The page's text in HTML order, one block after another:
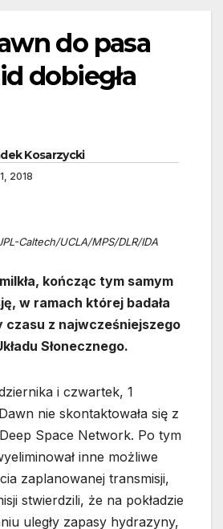
do pasa
dobiegła
Kosarzycki
2018
Caltech/UCLA/MPS/DLR/IDA
kończąc tym samym
w ramach której badała
czasu z najwcześniejszego
Słonecznego.
i czwartek, 1
nie skontaktowała się z
Space Network. Po tym
inne możliwe
zaplanowanej transmisji,
stwierdzili, że na pokładzie
uległy zapasy hydrazyny,